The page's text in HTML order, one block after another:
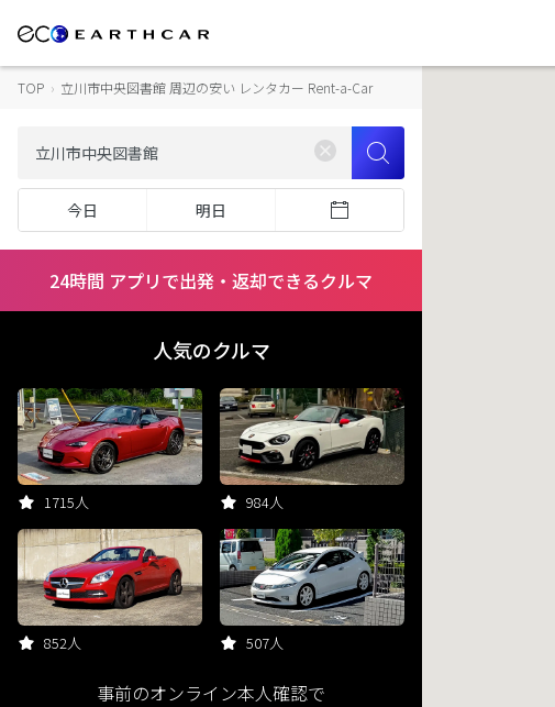
TOP › 立川市中央図書館 周辺の安い レンタカー Rent-a-Car
今日 明日
24時間 アプリで出発・返却できるクルマ
人気のクルマ
1715人 984人
852人 507人
事前のオンライン本人確認で